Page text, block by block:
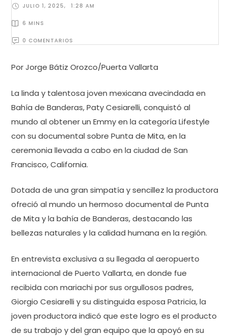
JULIO 1, 2025, 1:28 AM
6 MINS
0 COMENTARIOS
Por Jorge Bátiz Orozco/Puerta Vallarta
La linda y talentosa joven mexicana avecindada en
Bahía de Banderas, Paty Cesiarelli, conquistó al
mundo al obtener un Emmy en la categoría Lifestyle
con su documental sobre Punta de Mita, en la
ceremonia llevada a cabo en la ciudad de San
Francisco, California.
Dotada de una gran simpatía y sencillez la productora
ofreció al mundo un hermoso documental de Punta
de Mita y la bahía de Banderas, destacando las
bellezas naturales y la calidad humana en la región.
En entrevista exclusiva a su llegada al aeropuerto
internacional de Puerto Vallarta, en donde fue
recibida con mariachi por sus orgullosos padres,
Giorgio Cesiarelli y su distinguida esposa Patricia, la
joven productora indicó que este logro es el producto
de su trabajo y del gran equipo que la apoyó en su